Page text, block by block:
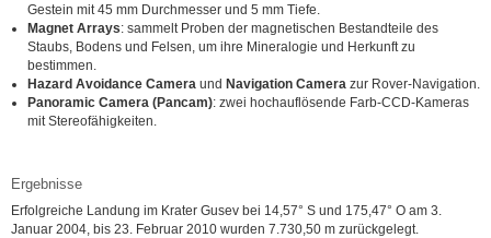
Gestein mit 45 mm Durchmesser und 5 mm Tiefe.
Magnet Arrays: sammelt Proben der magnetischen Bestandteile des
Staubs, Bodens und Felsen, um ihre Mineralogie und Herkunft zu
bestimmen.
Hazard Avoidance Camera und Navigation Camera zur Rover-Navigation.
Panoramic Camera (Pancam): zwei hochauflösende Farb-CCD-Kameras
mit Stereofähigkeiten.
Ergebnisse
Erfolgreiche Landung im Krater Gusev bei 14,57° S und 175,47° O am 3.
Januar 2004, bis 23. Februar 2010 wurden 7.730,50 m zurückgelegt.